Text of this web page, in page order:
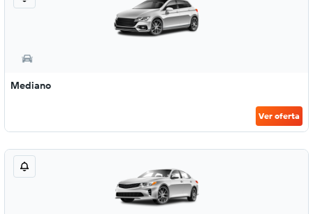
Mediano
Ver oferta